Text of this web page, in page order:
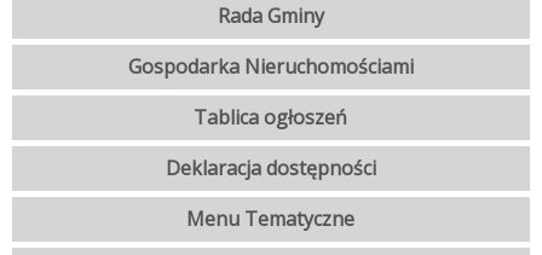
Rada Gminy
Gospodarka Nieruchomościami
Tablica ogłoszeń
Deklaracja dostępności
Menu Tematyczne